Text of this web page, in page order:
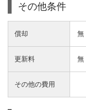
その他条件
償却 無
更新料 無
その他の費用